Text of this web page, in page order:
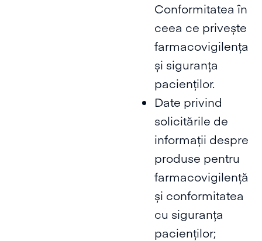
Conformitatea în
ceea ce privește
farmacovigilența
și siguranța
pacienților.
Date privind
solicitările de
informații despre
produse pentru
farmacovigilență
și conformitatea
cu siguranța
pacienților;